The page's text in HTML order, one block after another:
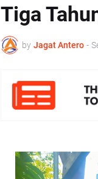
Tiga
by Jagat Antero -